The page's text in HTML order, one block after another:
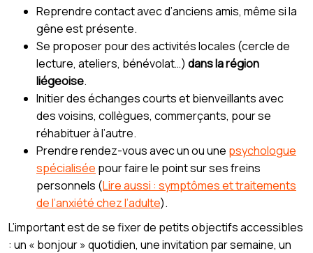
Reprendre contact avec d’anciens amis, même si la
gêne est présente.
Se proposer pour des activités locales (cercle de
lecture, ateliers, bénévolat…) dans la région
liégeoise.
Initier des échanges courts et bienveillants avec
des voisins, collègues, commerçants, pour se
réhabituer à l’autre.
Prendre rendez-vous avec un ou une psychologue
spécialisée pour faire le point sur ses freins
personnels (Lire aussi : symptômes et traitements
de l’anxiété chez l’adulte).
L’important est de se fixer de petits objectifs accessibles
: un « bonjour » quotidien, une invitation par semaine, un